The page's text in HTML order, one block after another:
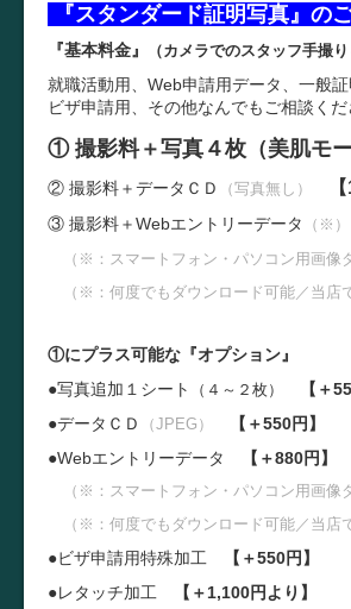
『スタンダード証明写真』の
『基本料金』 （カメラでのスタッフ手撮
就職活動用、Web申請用データ、一般
ビザ申請用、その他なんでもご相談く
① 撮影料＋写真４枚（美肌モ
② 撮影料＋データＣＤ （写真無し）
③ 撮影料＋Webエントリーデータ （※
（※：スマートフォン・パソコン用画像
（※：何度でもダウンロード可能／当店
①にプラス可能な『オプション』
●写真追加１シート
（４～２枚）
【＋
●データＣＤ
（JPEG）
【＋550円】
●Webエントリーデータ 【＋880円】
（※：スマートフォン・パソコン用画像
（※：何度でもダウンロード可能／当店
●ビザ申請用特殊加工
【＋550円】
●レタッチ加工
【＋1,100円より】